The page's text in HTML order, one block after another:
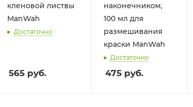
кленовой листвы
ManWah
Достаточно
565руб.
наконечником,
100 мл для
размешивания
краски ManWah
Достаточно
475руб.